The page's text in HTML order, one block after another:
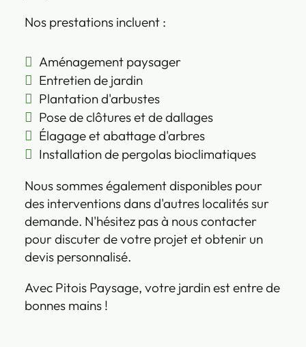
Nos prestations incluent :
Aménagement paysager
Entretien de jardin
Plantation d'arbustes
Pose de clôtures et de dallages
Élagage et abattage d'arbres
Installation de pergolas bioclimatiques
Nous sommes également disponibles pour
des interventions dans d'autres localités sur
demande. N'hésitez pas à nous contacter
pour discuter de votre projet et obtenir un
devis personnalisé.
Avec Pitois Paysage, votre jardin est entre de
bonnes mains !